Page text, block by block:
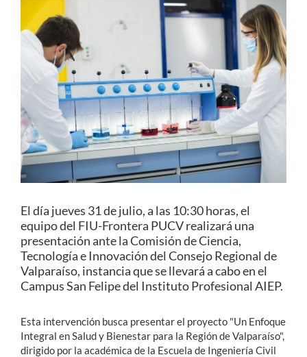
English
El día jueves 31 de julio, a las 10:30 horas, el
equipo del FIU-Frontera PUCV realizará una
presentación ante la Comisión de Ciencia,
Tecnología e Innovación del Consejo Regional de
Valparaíso, instancia que se llevará a cabo en el
Campus San Felipe del Instituto Profesional AIEP.
Esta intervención busca presentar el proyecto "Un Enfoque
Integral en Salud y Bienestar para la Región de Valparaíso",
dirigido por la académica de la Escuela de Ingeniería Civil